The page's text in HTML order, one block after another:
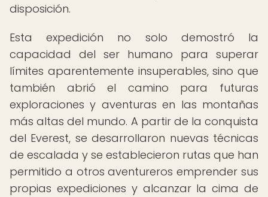
disposición.
Esta expedición no solo demostró la
capacidad del ser humano para superar
límites aparentemente insuperables, sino que
también abrió el camino para futuras
exploraciones y aventuras en las montañas
más altas del mundo. A partir de la conquista
del Everest, se desarrollaron nuevas técnicas
de escalada y se establecieron rutas que han
permitido a otros aventureros emprender sus
propias expediciones y alcanzar la cima de